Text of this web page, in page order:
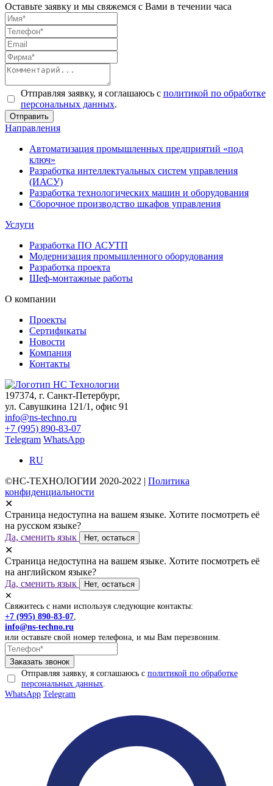
Оставьте заявку и мы свяжемся с Вами в течении часа
Отправляя заявку, я соглашаюсь с политикой по обработке
персональных данных.
Направления
Автоматизация промышленных предприятий «под
ключ»
Разработка интеллектуальных систем управления
(ИАСУ)
Разработка технологических машин и оборудования
Сборочное производство шкафов управления
Услуги
Разработка ПО АСУТП
Модернизация промышленного оборудования
Разработка проекта
Шеф-монтажные работы
О компании
Проекты
Сертификаты
Новости
Компания
Контакты
197374, г. Санкт-Петербург,
ул. Савушкина 121/1, офис 91
info@ns-techno.ru
+7 (995) 890-83-07
Telegram WhatsApp
RU
©НС-ТЕХНОЛОГИИ 2020-2022 | Политика
конфиденциальности
✕
Страница недоступна на вашем языке. Хотите посмотреть её
на русском языке?
Да, сменить язык
Нет, остаться
✕
Страница недоступна на вашем языке. Хотите посмотреть её
на английском языке?
Да, сменить язык
Нет, остаться
✕
Свяжитесь с нами используя следующие контакты:
+7 (995) 890-83-07
info@ns-techno.ru
или оставьте свой номер телефона, и мы Вам перезвоним.
Отправляя заявку, я соглашаюсь сполитикой по обработке
персональных данных
WhatsApp Telegram